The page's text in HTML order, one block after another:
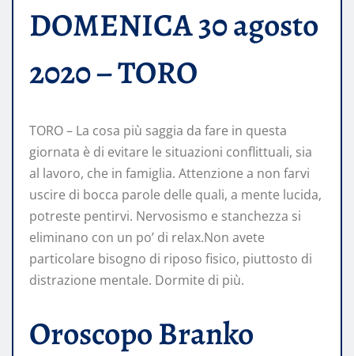
DOMENICA 30 agosto
2020 – TORO
TORO – La cosa più saggia da fare in questa
giornata è di evitare le situazioni conflittuali, sia
al lavoro, che in famiglia. Attenzione a non farvi
uscire di bocca parole delle quali, a mente lucida,
potreste pentirvi. Nervosismo e stanchezza si
eliminano con un po’ di relax.Non avete
particolare bisogno di riposo fisico, piuttosto di
distrazione mentale. Dormite di più.
Oroscopo Branko